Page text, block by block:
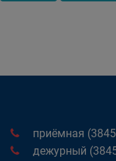
приёмная
дежурный